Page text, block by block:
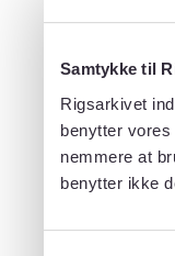
Samtykke til
Rigsarkivet
benytter
nemmere at
benytter ikke